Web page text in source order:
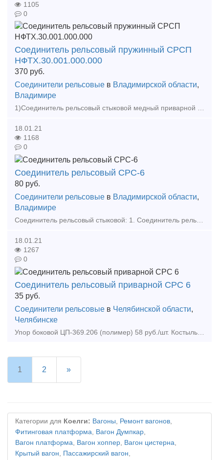
1105
0
Соединитель рельсовый пружинный СРСП
НФТХ.30.001.000.000
370 руб.
Соединители рельсовые в Владимирской области,
Владимире
1)Соединитель рельсовый стыковой медный приварной фартучного типа РЭСФ-02/50,70,95,120. 2)Соединитель рельсовый приварной СРС 6-01 3)Соединитель рельсовый пружинный СРСП НФТХ.30.001.000.000 Вс
18.01.21
1168
0
Соединитель рельсовый СРС-6
80 руб.
Соединители рельсовые в Владимирской области,
Владимире
18.01.21
1267
0
Соединитель рельсовый приварной СРС 6
35 руб.
Соединители рельсовые в Челябинской области,
Челябинске
1 2 »
Категории для Коелги: Вагоны, Ремонт вагонов,
Фитинговая платформа, Вагон Думпкар,
Вагон платформа, Вагон хоппер, Вагон цистерна,
Крытый вагон, Пассажирский вагон,